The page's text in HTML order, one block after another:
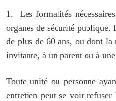
1. Les formalités
organes de sécurité publique.
de plus de 60 ans, ou dont la
invitante, à un parent ou à
Toute unité ou personne
entretien peut se voir